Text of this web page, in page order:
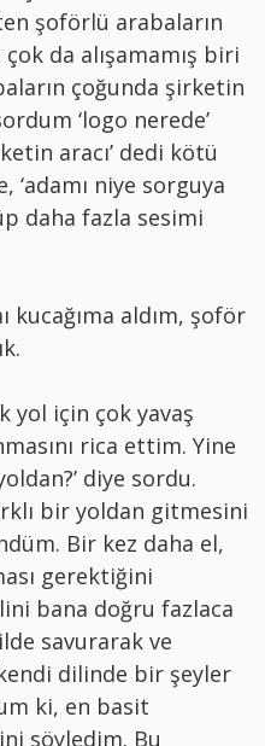
şoförlü arabaların
da alışamamış biri
çoğunda şirketin
‘logo nerede’
aracı’ dedi kötü
‘adamı niye sorguya
daha fazla sesimi
kucağıma aldım, şoför
yol için çok yavaş
rica ettim. Yine
diye sordu.
bir yoldan gitmesini
Bir kez daha el,
gerektiğini
bana doğru fazlaca
savurarak ve
dilinde bir şeyler
ki, en basit
söyledim. Bu